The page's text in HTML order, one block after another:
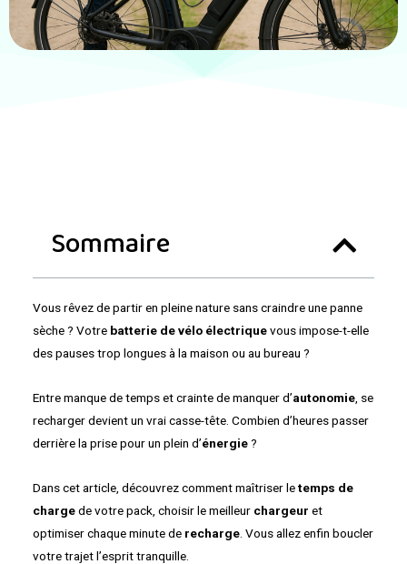
Sommaire
Vous rêvez de partir en pleine nature sans craindre une panne
sèche ? Votre batterie de vélo électriquevous impose-t-elle
des pauses trop longues à la maison ou au bureau ?
Entre manque de temps et crainte de manquer d’autonomie, se
recharger devient un vrai casse-tête. Combien d’heures passer
derrière la prise pour un plein d’énergie?
Dans cet article, découvrez comment maîtriser letemps de
chargede votre pack, choisir le meilleur chargeur et
optimiser chaque minute de recharge. Vous allez enfin boucler
votre trajet l’esprit tranquille.